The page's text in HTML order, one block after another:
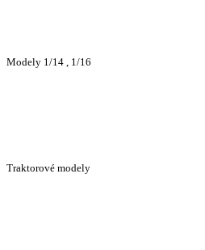
Modely 1/14 , 1/16
Traktorové modely